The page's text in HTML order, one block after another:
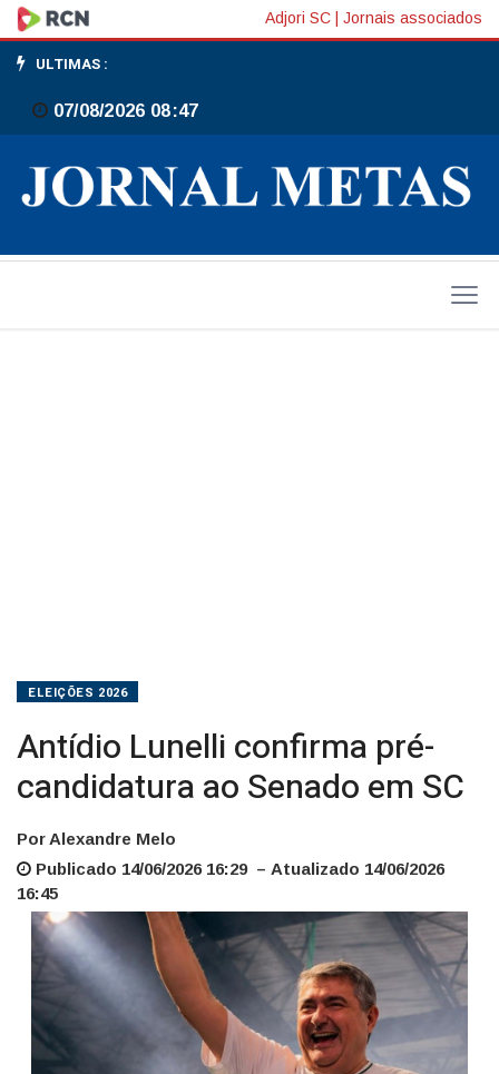
Antídio
Lunelli
confirma
pré-
candidatura
ao
Adjori SC Jornais associados
ULTIMAS :
07/08/2026 08:47
ELEIÇÕES 2026
Antídio Lunelli confirma pré-
candidatura ao Senado em SC
Por Alexandre Melo
Publicado 14/06/2026 16:29 – Atualizado 14/06/2026
16:45